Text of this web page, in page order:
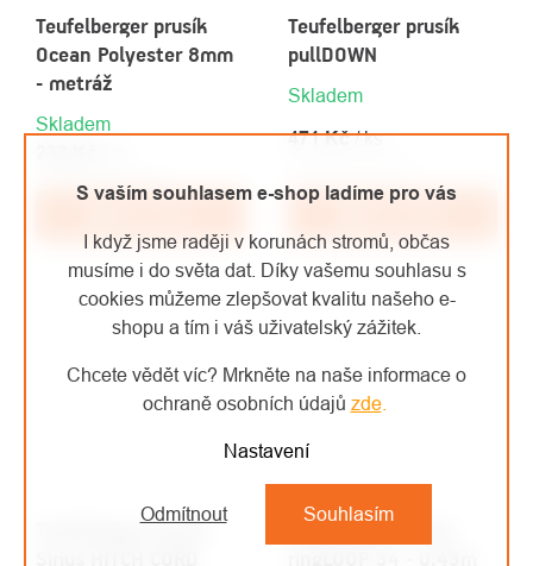
S vaším souhlasem e-shop ladíme pro vás
I když jsme raději v korunách stromů, občas
musíme i do světa dat. Díky vašemu souhlasu s
cookies můžeme zlepšovat kvalitu našeho e-
shopu a tím i váš uživatelský zážitek.
Chcete vědět víc? Mrkněte na naše informace o
ochraně osobních údajů zde.
Nastavení
Odmítnout Souhlasím
Teufelberger prusík
Ocean Polyester 8mm
- metráž
Skladem
Teufelberger prusík
pullDOWN
Skladem
471 Kč/ ks
Teufelberger prusík